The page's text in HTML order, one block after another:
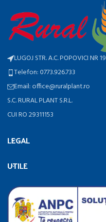
LUGOJ STR. A.C. POPOVICI NR 19
Telefon: 0773.926.733
Email: office@ruralplant.ro
S.C. RURAL PLANT S.R.L.
CUI RO 29311153
LEGAL
UTILE